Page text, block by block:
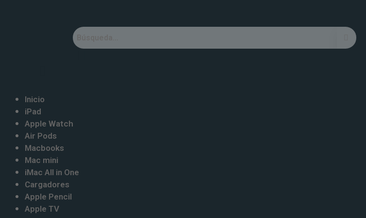
Inicio
iPad
Apple Watch
Air Pods
Macbooks
Mac mini
iMac All in One
Cargadores
Apple Pencil
Apple TV